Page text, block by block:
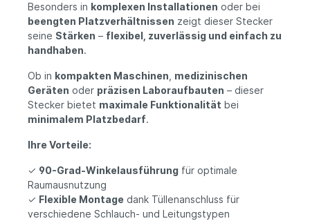
Besonders in komplexen Installationen oder bei
beengten Platzverhältnissen zeigt dieser Stecker
seine Stärken – flexibel, zuverlässig und einfach zu
handhaben.
Ob in kompakten Maschinen, medizinischen
Geräten oder präzisen Laboraufbauten – dieser
Stecker bietet maximale Funktionalität bei
minimalem Platzbedarf.
Ihre Vorteile:
✓ 90-Grad-Winkelausführung für optimale
Raumausnutzung
✓ Flexible Montage dank Tüllenanschluss für
verschiedene Schlauch- und Leitungstypen